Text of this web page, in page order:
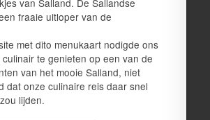
van Salland. De Sallandse
fraaie uitloper van de
met dito menukaart nodigde ons
culinair te genieten op een van de
van het mooie Salland, niet
dat onze culinaire reis daar snel
lijden.